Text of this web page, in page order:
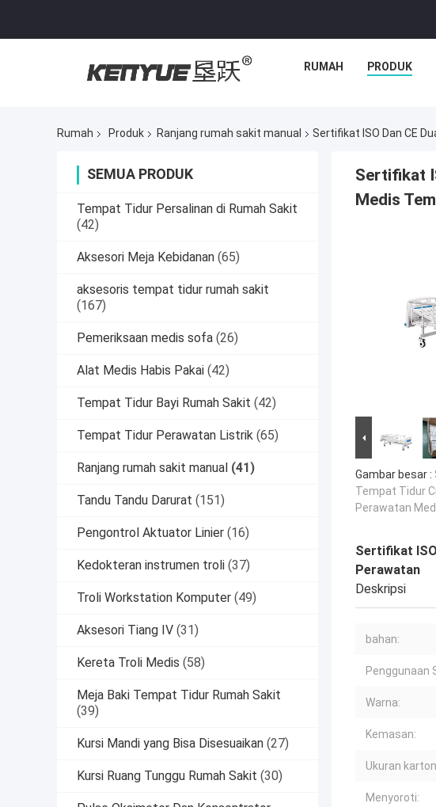
RUMAH PRODUK
Rumah Produk Ranjang rumah sakit manual Sertifikat ISO Dan CE
SEMUA PRODUK
Tempat Tidur Persalinan di Rumah Sakit
(42)
Aksesori Meja Kebidanan (65)
aksesoris tempat tidur rumah sakit
(167)
Pemeriksaan medis sofa (26)
Alat Medis Habis Pakai (42)
Tempat Tidur Bayi Rumah Sakit (42)
Tempat Tidur Perawatan Listrik (65)
Ranjang rumah sakit manual (41)
Tandu Tandu Darurat (151)
Pengontrol Aktuator Linier (16)
Kedokteran instrumen troli (37)
Troli Workstation Komputer (49)
Aksesori Tiang IV (31)
Kereta Troli Medis (58)
Meja Baki Tempat Tidur Rumah Sakit
(39)
Kursi Mandi yang Bisa Disesuaikan (27)
Kursi Ruang Tunggu Rumah Sakit (30)
Sertifikat
Medis
Gambar besar :
Tempat Tidur
Perawatan
Sertifikat
Perawatan
Deskripsi
bahan:
Penggunaan
Warna:
Kemasan:
Ukuran
Menyoroti: